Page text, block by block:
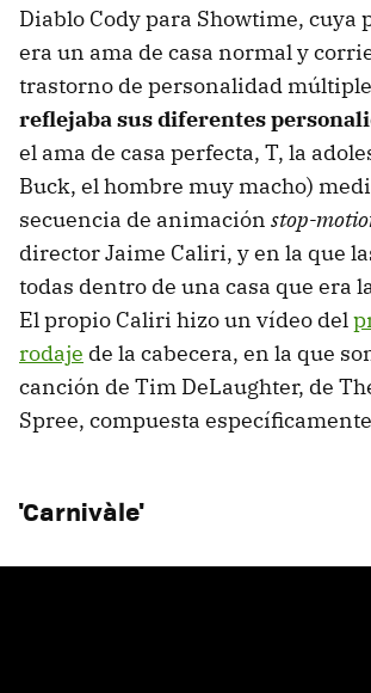
Diablo Cody para Showtime, cuya
era un ama de casa normal y
trastorno de personalidad
reflejaba sus diferentes
el ama de casa perfecta, T, la
Buck, el hombre muy macho)
secuencia de animación stop-
director Jaime Caliri, y en la que
todas dentro de una casa que era
El propio Caliri hizo un vídeo del
rodaje de la cabecera, en la que
canción de Tim DeLaughter, de
Spree, compuesta
'Carnivàle'